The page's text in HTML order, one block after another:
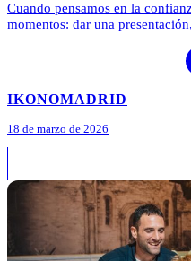
Cuando pensamos en la
momentos: dar una
IKONOMADRID
18 de marzo de 2026